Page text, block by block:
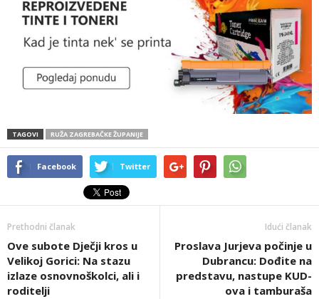
TAGOVI RUŽA ZAGREBAČKE ŽUPANIJE
Facebook Twitter
Prethodni članak
Ove subote Dječji kros u
Velikoj Gorici: Na stazu
izlaze osnovnoškolci, ali i
roditelji
Idući članak
Proslava Jurjeva počinje u
Dubrancu: Dođite na
predstavu, nastupe KUD-
ova i tamburaša